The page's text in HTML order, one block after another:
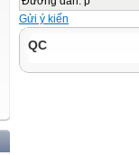
Gửi ý kiến
QC